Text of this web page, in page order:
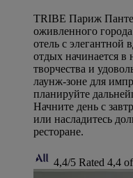
TRIBE Париж
оживленного
отель с
отдых начинается в
творчества и
лаунж-зоне для
планируйте
Начните день с
или насладитесь
ресторане.
4,4/5 Rated 4,4